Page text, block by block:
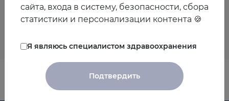
Пока мероприятия со спикером не запланированы
сайта, входа в систему, безопасности, сбора
статистики и персонализации контента 🍪
Я являюсь специалистом здравоохранения
Подтвердить